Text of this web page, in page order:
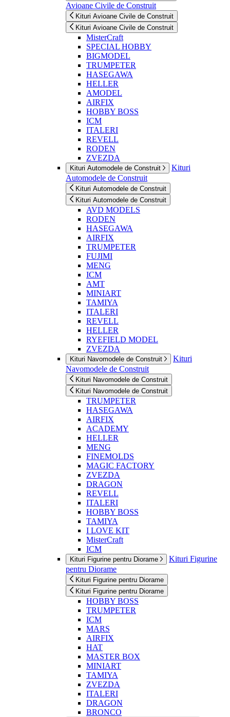
Avioane Civile de Construit
Kituri Avioane Civile de Construit
Kituri Avioane Civile de Construit
MisterCraft
SPECIAL HOBBY
BIGMODEL
TRUMPETER
HASEGAWA
HELLER
AMODEL
AIRFIX
HOBBY BOSS
ICM
ITALERI
REVELL
RODEN
ZVEZDA
Kituri Automodele de Construit
Kituri
Automodele de Construit
Kituri Automodele de Construit
Kituri Automodele de Construit
AVD MODELS
RODEN
HASEGAWA
AIRFIX
TRUMPETER
FUJIMI
MENG
ICM
AMT
MINIART
TAMIYA
ITALERI
REVELL
HELLER
RYEFIELD MODEL
ZVEZDA
Kituri Navomodele de Construit
Kituri
Navomodele de Construit
Kituri Navomodele de Construit
Kituri Navomodele de Construit
TRUMPETER
HASEGAWA
AIRFIX
ACADEMY
HELLER
MENG
FINEMOLDS
MAGIC FACTORY
ZVEZDA
DRAGON
REVELL
ITALERI
HOBBY BOSS
TAMIYA
I LOVE KIT
MisterCraft
ICM
Kituri Figurine pentru Diorame
Kituri Figurine
pentru Diorame
Kituri Figurine pentru Diorame
Kituri Figurine pentru Diorame
HOBBY BOSS
TRUMPETER
ICM
MARS
AIRFIX
HAT
MASTER BOX
MINIART
TAMIYA
ZVEZDA
ITALERI
DRAGON
BRONCO